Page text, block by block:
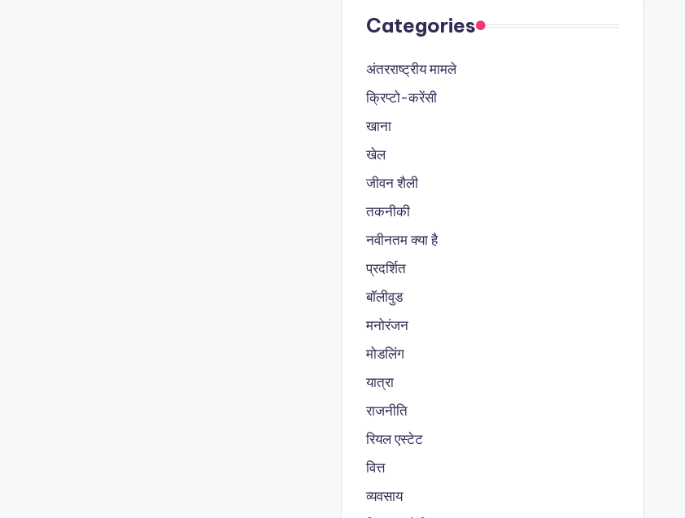
Categories
अंतरराष्ट्रीय मामले
क्रिप्टो-करेंसी
खाना
खेल
जीवन शैली
तकनीकी
नवीनतम क्या है
प्रदर्शित
बॉलीवुड
मनोरंजन
मोडलिंग
यात्रा
राजनीति
रियल एस्टेट
वित्त
व्यवसाय